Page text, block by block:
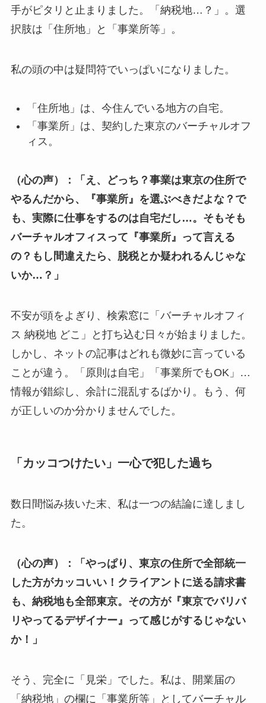
手がピタリと止まりました。「納税地…？」。選
択肢は「住所地」と「事業所等」。
私の頭の中は疑問符でいっぱいになりました。
「住所地」は、今住んでいる地方の自宅。
「事業所」は、契約した東京のバーチャルオフ
ィス。
（心の声）：「え、どっち？事業は東京の住所で
やるんだから、『事業所』を選ぶべきだよな？で
も、実際に仕事をするのは自宅だし…。そもそも
バーチャルオフィスって『事業所』って言える
の？もし間違えたら、脱税とか疑われるんじゃな
いか…？」
不安が頭をよぎり、検索窓に「バーチャルオフィ
ス 納税地 どこ」と打ち込む日々が始まりました。
しかし、ネットの記事はどれも微妙に言っている
ことが違う。「原則は自宅」「事業所でもOK」…
情報が錯綜し、余計に混乱するばかり。もう、何
が正しいのか分かりませんでした。
「カッコつけたい」一心で犯した過ち
数日間悩み抜いた末、私は一つの結論に達しまし
た。
（心の声）：「やっぱり、東京の住所で全部統一
した方がカッコいい！クライアントに送る請求書
も、納税地も全部東京。その方が『東京でバリバ
リやってるデザイナー』って感じがするじゃない
か！」
そう、完全に「見栄」でした。私は、開業届の
「納税地」の欄に「事業所等」としてバーチャル